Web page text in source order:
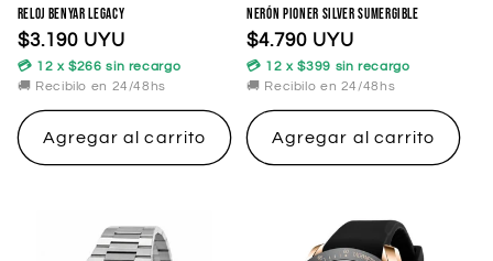
Reloj Benyar Legacy
Precio
habitual
$3.190 UYU
💳 12 x $266 sin recargo
🚚 Recibilo en 24/48hs
Agregar al carrito
Nerón Pioner Silver Sumergible
Precio
habitual
$4.790 UYU
💳 12 x $399 sin recargo
🚚 Recibilo en 24/48hs
Agregar al carrito